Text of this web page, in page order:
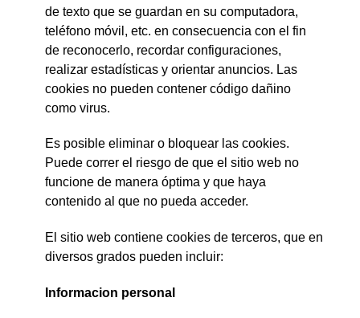
de texto que se guardan en su computadora,
teléfono móvil, etc. en consecuencia con el fin
de reconocerlo, recordar configuraciones,
realizar estadísticas y orientar anuncios. Las
cookies no pueden contener código dañino
como virus.
Es posible eliminar o bloquear las cookies.
Puede correr el riesgo de que el sitio web no
funcione de manera óptima y que haya
contenido al que no pueda acceder.
El sitio web contiene cookies de terceros, que en
diversos grados pueden incluir:
Informacion personal